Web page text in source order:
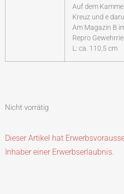
Auf dem
Kreuz und e
Am Magazin B
Repro
L: ca. 110,5 cm
Nicht vorrätig
Dieser Artikel hat
Inhaber einer Erwerbserlaubnis.